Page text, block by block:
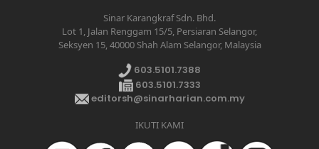
Sinar Karangkraf Sdn. Bhd.
Lot 1, Jalan Renggam 15/5, Persiaran Selangor,
Seksyen 15, 40000 Shah Alam Selangor, Malaysia
603.5101.7388
603.5101.7333
editorsh@sinarharian.com.my
IKUTI KAMI